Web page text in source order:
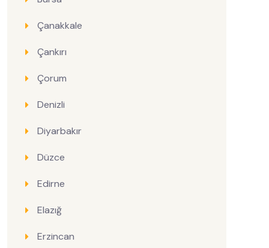
Çanakkale
Çankırı
Çorum
Denizli
Diyarbakır
Düzce
Edirne
Elazığ
Erzincan